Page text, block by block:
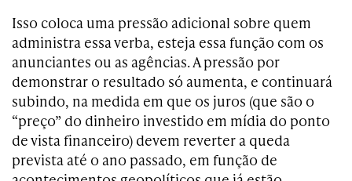
Isso coloca uma pressão adicional sobre quem
administra essa verba, esteja essa função com os
anunciantes ou as agências. A pressão por
demonstrar o resultado só aumenta, e continuará
subindo, na medida em que os juros (que são o
“preço” do dinheiro investido em mídia do ponto
de vista financeiro) devem reverter a queda
prevista até o ano passado, em função de